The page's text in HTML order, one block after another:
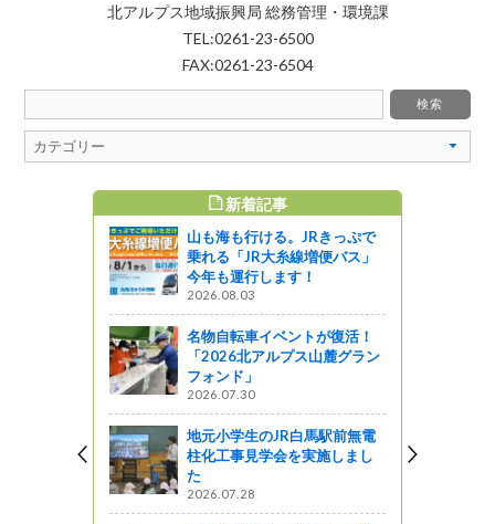
北アルプス地域振興局 総務管理・環境課
TEL:0261-23-6500
FAX:0261-23-6504
新着記事
山も海も行ける。JRきっぷで
乗れる「JR大糸線増便バス」
今年も運行します！
2026.08.03
名物自転車イベントが復活！
「2026北アルプス山麓グラン
フォンド」
2026.07.30
地元小学生のJR白馬駅前無電
柱化工事見学会を実施しまし
た
2026.07.28